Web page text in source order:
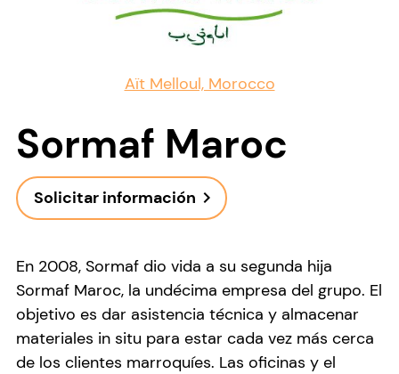
Aït Melloul, Morocco
Sormaf Maroc
Solicitar información navigate_next
En 2008, Sormaf dio vida a su segunda hija
Sormaf Maroc, la undécima empresa del grupo. El
objetivo es dar asistencia técnica y almacenar
materiales in situ para estar cada vez más cerca
de los clientes marroquíes. Las oficinas y el